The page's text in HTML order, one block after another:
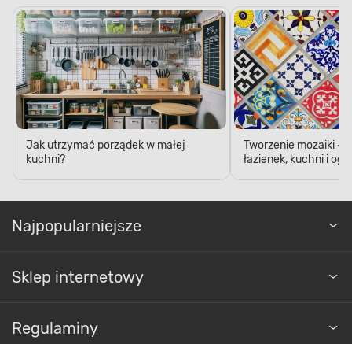
Jak utrzymać porządek w małej
kuchni?
Tworzenie mozaiki -
łazienek, kuchni i
Najpopularniejsze
Sklep internetowy
Regulaminy